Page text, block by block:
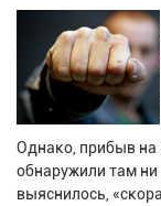
Однако, прибыв на
обнаружили там ни
выяснилось,